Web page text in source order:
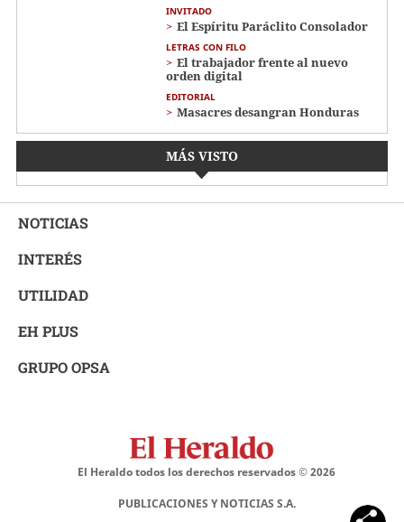
INVITADO
El Espíritu Paráclito Consolador
LETRAS CON FILO
El trabajador frente al nuevo
orden digital
EDITORIAL
Masacres desangran Honduras
MÁS VISTO
NOTICIAS
INTERÉS
UTILIDAD
EH PLUS
GRUPO OPSA
El Heraldo todos los derechos reservados ©2026
PUBLICACIONES Y NOTICIAS S.A.